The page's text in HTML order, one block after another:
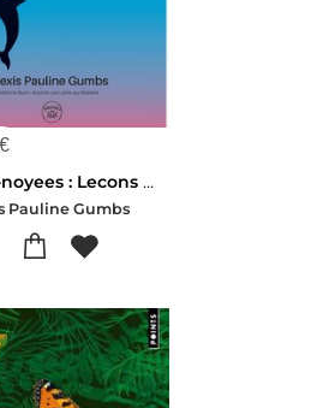
€
Non-noyees : Lecons Feministes Noires Apprises Aupres Des Mammiferes Marines
Pauline Gumbs